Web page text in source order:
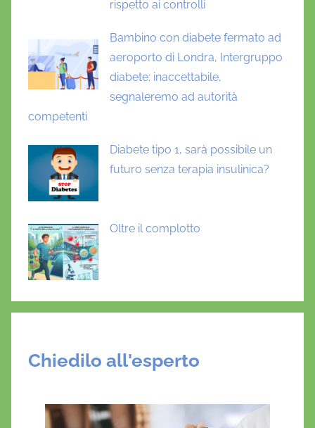
rispetto ai controlli
Bambino con diabete fermato ad
aeroporto di Londra, Intergruppo
diabete: inaccettabile,
segnaleremo ad autorità
competenti
Diabete tipo 1, sarà possibile un
futuro senza terapia insulinica?
Oltre il complotto
Chiedilo all'esperto